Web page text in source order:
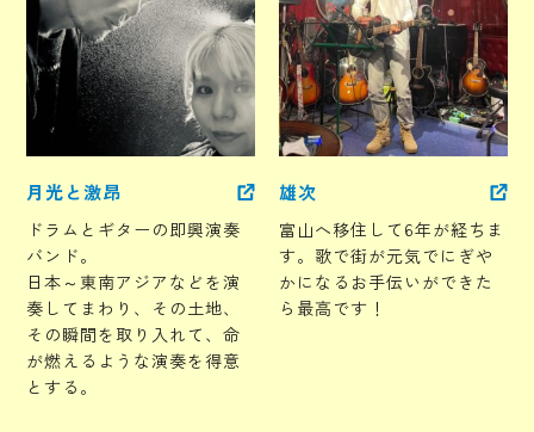
月光と激昂
ドラムとギターの即興演奏
バンド。
日本～東南アジアなどを演
奏してまわり、その土地、
その瞬間を取り入れて、命
が燃えるような演奏を得意
とする。
雄次
富山へ移住して6年が経ちま
す。歌で街が元気でにぎや
かになるお手伝いができた
ら最高です！